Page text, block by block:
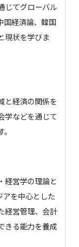
じてグローバル
国経済論、韓国
現状を学びま
と経済の関係を
学などを通じて
経営学の理論と
アを中心とした
経営管理、会計
きる能力を養成